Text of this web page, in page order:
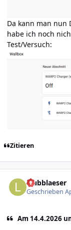
Da kann man nun
habe ich noch
Test/Versuch:
Zitieren
laubblaeser
Geschrieben
Am 14.4.2026